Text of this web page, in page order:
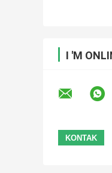
I 'M